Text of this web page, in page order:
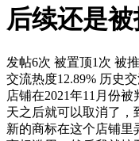
后续还是
发帖6次 被置顶1次 被
交流热度12.89% 历史
店铺在2021年11月份
天之后就可以取消了，
新的商标在这个店铺